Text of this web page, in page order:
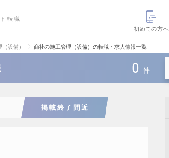
転職
初めての方へ
設備） 商社の施工管理（設備）の転職・求人情報一覧
0 件
掲載終了間近